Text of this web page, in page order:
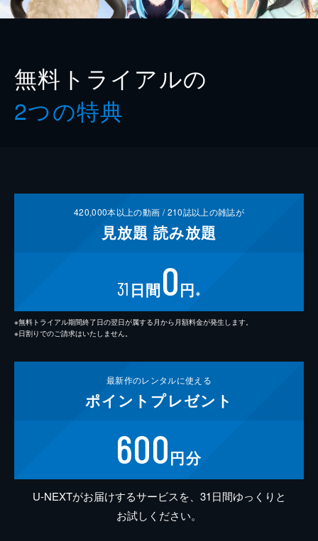
無料トライアルの
2つの特典
420,000本以上の動画 /210誌以上の雑誌が
見放題 読み放題
31 日間0円 ※
※無料トライアル期間終了日の翌日が属する月から月額料金が発生します。
※日割りでのご請求はいたしません。
最新作のレンタルに使える
ポイント プレゼント
600円分
U-NEXTがお届けするサービスを、31日間ゆっくりと
お試しください。